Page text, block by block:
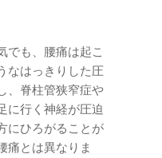
でも、腰痛は起こ
なはっきりした圧
、脊柱管狭窄症や
に行く神経が圧迫
にひろがることが
痛とは異なりま